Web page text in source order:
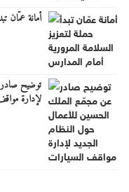
أمانة عمّان
توضيح صادر
لإدارة